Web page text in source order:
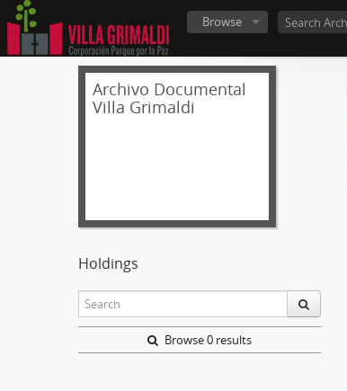
Browse
Archivo Documental
Villa Grimaldi
Holdings
Browse 0 results